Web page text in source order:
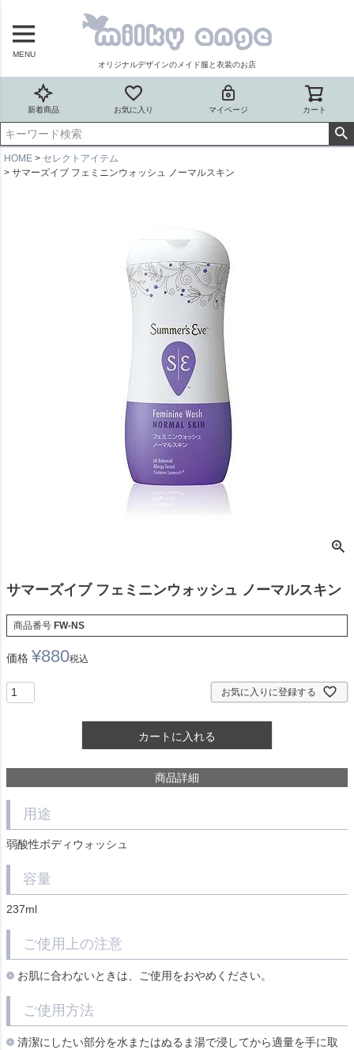
MENU
オリジナルデザインのメイド服と衣装のお店
新着商品 お気に入り マイページ カート
HOME
セレクトアイテム
サマーズイブ フェミニンウォッシュ ノーマルスキン
サマーズイブ フェミニンウォッシュ ノーマルスキン
商品番号 FW-NS
価格 ¥880税込
お気に入りに登録する
カートに入れる
商品詳細
用途
弱酸性ボディウォッシュ
容量
237ml
ご使用上の注意
お肌に合わないときは、ご使用をおやめください。
ご使用方法
清潔にしたい部分を水またはぬるま湯で浸してから適量を手に取